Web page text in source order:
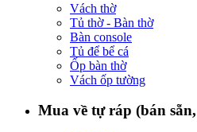
Vách thờ
Tủ thờ - Bàn thờ
Bàn console
Tủ để bể cá
Ốp bàn thờ
Vách ốp tường
Mua về tự ráp (bán